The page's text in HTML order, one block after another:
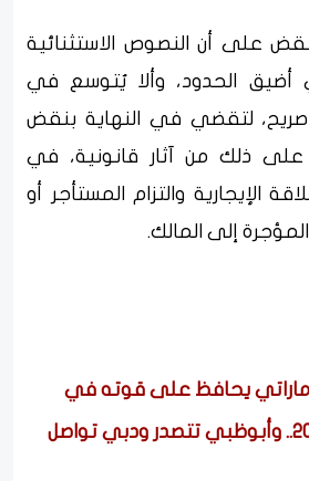
على أن النصوص الاستثنائية
الحدود، وألا يُتوسع في
لتقضي في النهاية بنقض
على ذلك من آثار قانونية، في
الإيجارية والتزام المستأجر أو
إلى المالك.
يحافظ على قوته في
الربع الثاني من 2026.. وأبوظبي تتصدر ودبي تواصل